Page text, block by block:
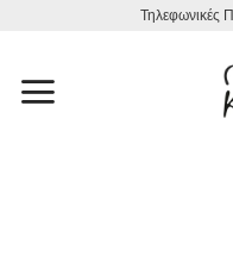
Τηλεφωνικές